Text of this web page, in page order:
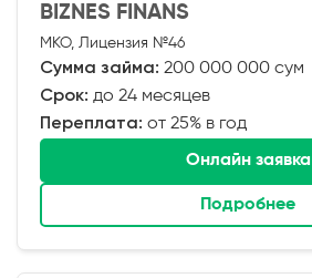
BIZNES FINANS
МКО, Лицензия №46
Сумма займа: 200 000 000 сум
Срок: до 24 месяцев
Переплата: от 25% в год
Онлайн заявка
Подробнее